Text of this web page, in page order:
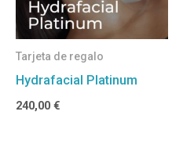
Tarjeta de regalo
Hydrafacial Platinum
240,00 €